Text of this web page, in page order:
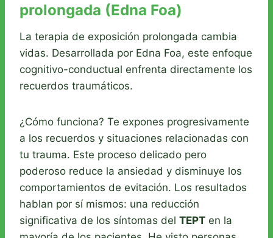
prolongada (Edna Foa)
La terapia de exposición prolongada cambia
vidas. Desarrollada por Edna Foa, este enfoque
cognitivo-conductual enfrenta directamente los
recuerdos traumáticos.
¿Cómo funciona? Te expones progresivamente
a los recuerdos y situaciones relacionadas con
tu trauma. Este proceso delicado pero
poderoso reduce la ansiedad y disminuye los
comportamientos de evitación. Los resultados
hablan por sí mismos: una reducción
significativa de los síntomas del TEPT en la